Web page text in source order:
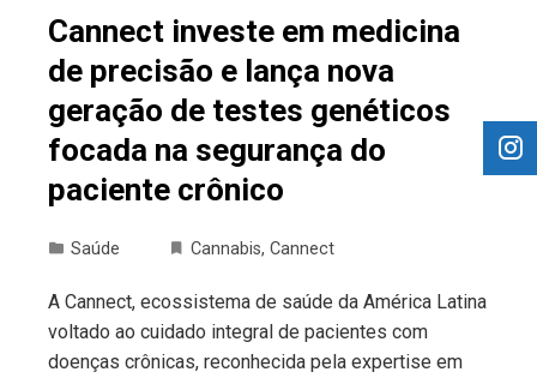
Cannect investe em medicina
de precisão e lança nova
geração de testes genéticos
focada na segurança do
paciente crônico
Saúde Cannabis, Cannect
A Cannect, ecossistema de saúde da América Latina
voltado ao cuidado integral de pacientes com
doenças crônicas, reconhecida pela expertise em